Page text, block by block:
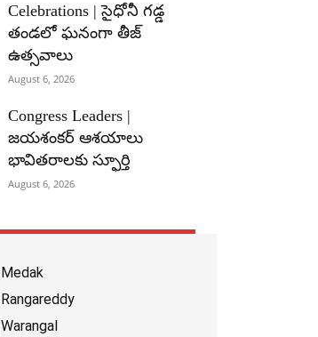
Celebrations | సైధోనీ గడ్డ
తండలో ఘనంగా తీజ్
ఉత్సవాలు
August 6, 2026
Congress Leaders |
జయశంకర్ ఆశయాలు
భావితరాలకు స్ఫూర్తి
August 6, 2026
Medak
Rangareddy
Warangal